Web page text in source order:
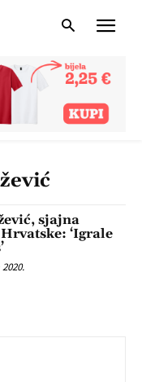
sjajna
‘Igrale